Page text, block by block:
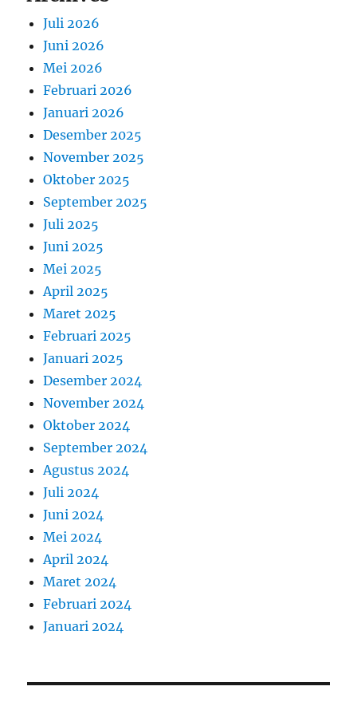
Juli 2026
Juni 2026
Mei 2026
Februari 2026
Januari 2026
Desember 2025
November 2025
Oktober 2025
September 2025
Juli 2025
Juni 2025
Mei 2025
April 2025
Maret 2025
Februari 2025
Januari 2025
Desember 2024
November 2024
Oktober 2024
September 2024
Agustus 2024
Juli 2024
Juni 2024
Mei 2024
April 2024
Maret 2024
Februari 2024
Januari 2024